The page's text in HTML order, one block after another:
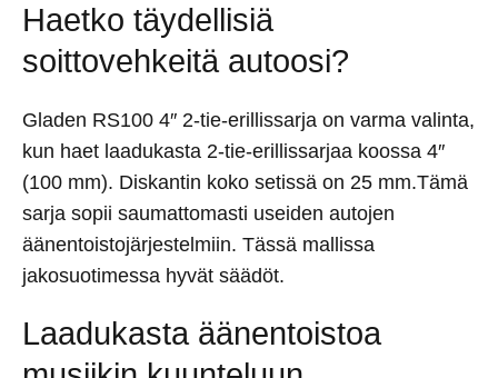
Haetko täydellisiä
soittovehkeitä autoosi?
Gladen RS100 4″ 2-tie-erillissarja on varma valinta,
kun haet laadukasta 2-tie-erillissarjaa koossa 4″
(100 mm). Diskantin koko setissä on 25 mm.Tämä
sarja sopii saumattomasti useiden autojen
äänentoistojärjestelmiin. Tässä mallissa
jakosuotimessa hyvät säädöt.
Laadukasta äänentoistoa